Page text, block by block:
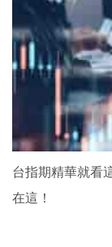
台指期精華就看
在這！